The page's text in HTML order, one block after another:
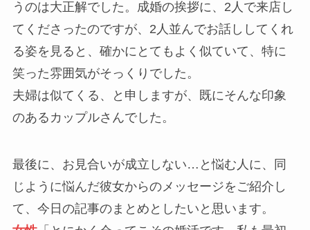
うのは大正解でした。成婚の挨拶に、2人で来店し
てくださったのですが、2人並んでお話ししてくれ
る姿を見ると、確かにとてもよく似ていて、特に
笑った雰囲気がそっくりでした。
夫婦は似てくる、と申しますが、既にそんな印象
のあるカップルさんでした。
最後に、お見合いが成立しない…と悩む人に、同
じように悩んだ彼女からのメッセージをご紹介し
て、今日の記事のまとめとしたいと思います。